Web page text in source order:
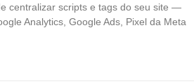
centralizar scripts e tags do seu site —
Analytics, Google Ads, Pixel da Meta